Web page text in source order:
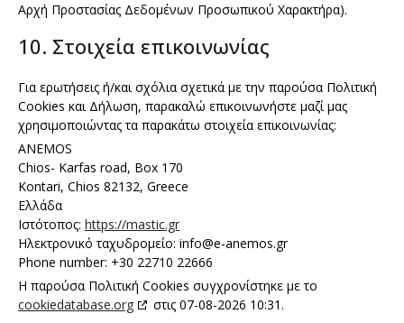
Αρχή Προστασίας Δεδομένων Προσωπικού Χαρακτήρα).
10. Στοιχεία επικοινωνίας
Για ερωτήσεις ή/και σχόλια σχετικά με την παρούσα Πολιτική
Cookies και Δήλωση, παρακαλώ επικοινωνήστε μαζί μας
χρησιμοποιώντας τα παρακάτω στοιχεία επικοινωνίας:
ANEMOS
Chios- Karfas road, Box 170
Kontari, Chios 82132, Greece
Ελλάδα
Ιστότοπος: https://mastic.gr
Ηλεκτρονικό ταχυδρομείο: info@e-anemos.gr
Phone number: +30 22710 22666
Η παρούσα Πολιτική Cookies συγχρονίστηκε με το
cookiedatabase.org
στις 07-08-2026 10:31.